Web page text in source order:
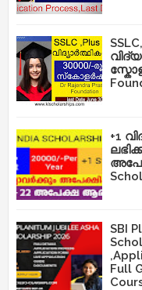
+1
SBI
Full